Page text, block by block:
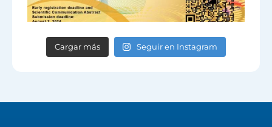
Cargar más Seguir en Instagram